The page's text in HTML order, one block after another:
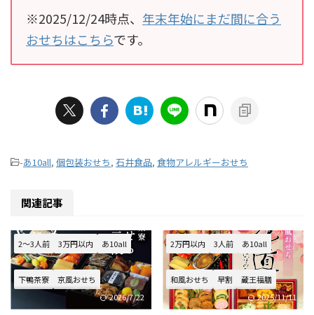
※2025/12/24時点、 年末年始にまだ間に合う
おせちはこちらです。
-あ10all, 個包装おせち, 石井食品, 食物アレルギーおせち
関連記事
2～3人前 3万円以内 あ10all
下鴨茶寮
京風おせち
2026/7/22
2万円以内 3人前 あ10all
和風おせち 早割
蔵王福膳
2025/11/11